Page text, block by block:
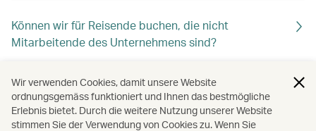
Können wir für Reisende buchen, die nicht
Mitarbeitende des Unternehmens sind?
Wie kann ich die Buchungen ändern?
Wir verwenden Cookies, damit unsere Website
ordnungsgemäss funktioniert und Ihnen das bestmögliche
Erlebnis bietet. Durch die weitere Nutzung unserer Website
stimmen Sie der Verwendung von Cookies zu. Wenn Sie